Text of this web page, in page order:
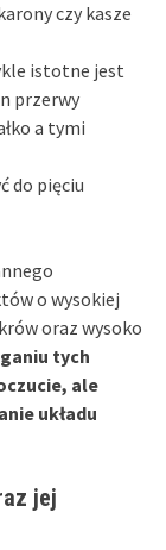
czy kasze
istotne jest
przerwy
a tymi
do pięciu
o wysokiej
oraz wysoko
tych
ale
układu
jej